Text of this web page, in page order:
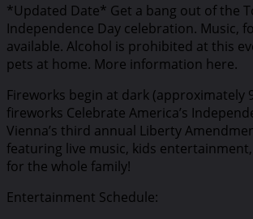
*Updated Date* Get a bang out of the
Independence Day celebration. Music,
available. Alcohol is prohibited at this
pets at home. More information here.
Fireworks begin at dark (approximately
fireworks Celebrate America’s
Vienna’s third annual Liberty
featuring live music, kids
for the whole family!
Entertainment Schedule: